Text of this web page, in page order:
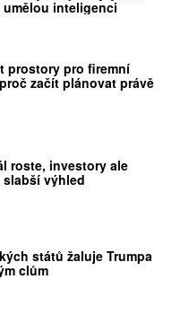
umělou inteligenci
prostory pro firemní
začít plánovat právě
roste, investory ale
výhled
států žaluje Trumpa
clům